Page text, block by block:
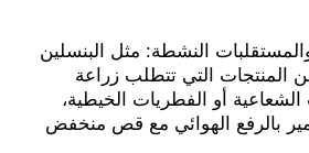
والمستقلبات النشطة: مثل البنسلين
المنتجات التي تتطلب زراعة
أو الفطريات الخيطية،
بالرفع الهوائي مع قص منخفض